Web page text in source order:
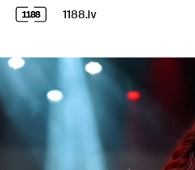
1188.lv